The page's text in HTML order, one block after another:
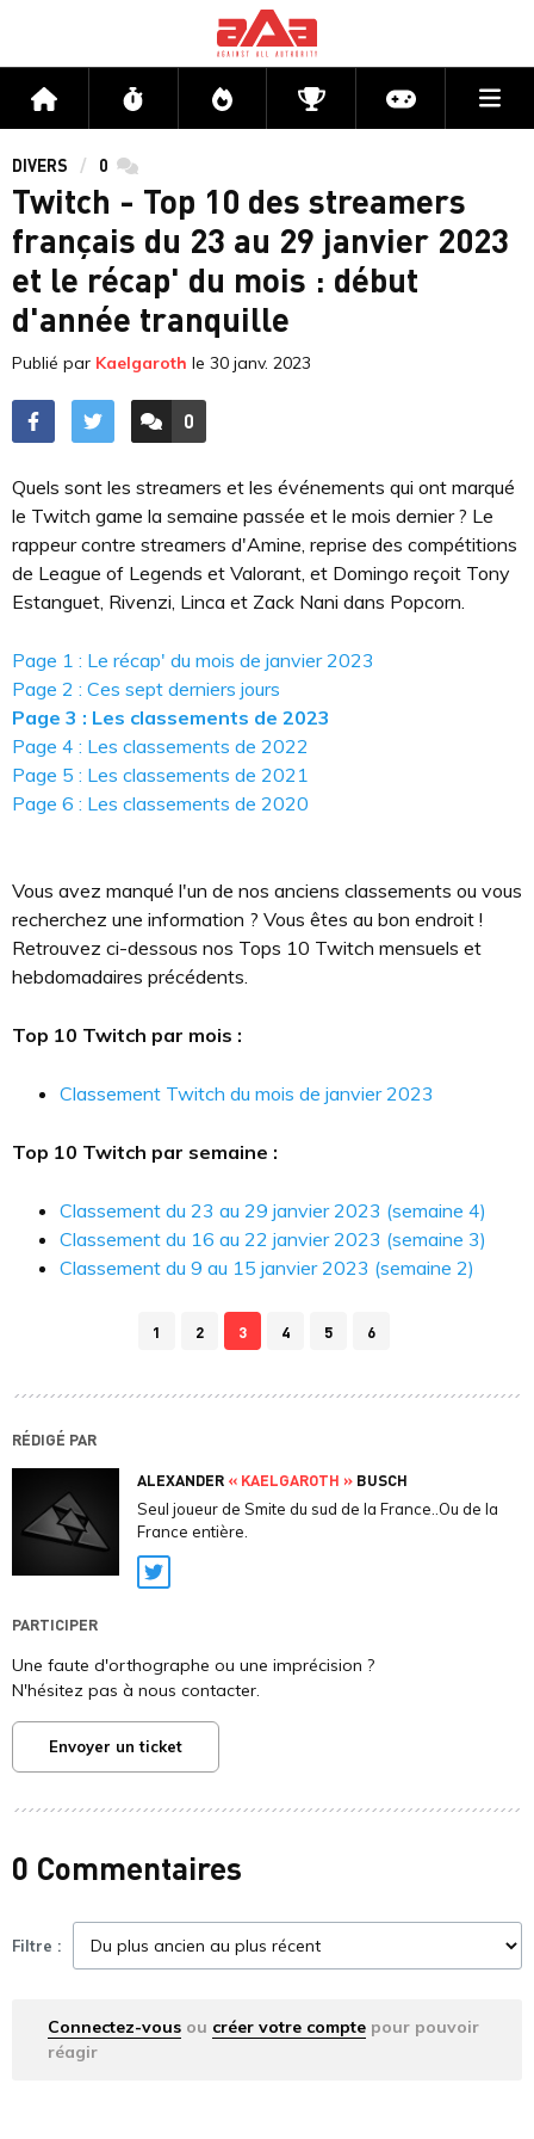
Accueil Flux Directs CompétitionsActu jeux
DIVERS 0 commentaires
Twitch - Top 10 des streamers
français du 23 au 29 janvier 2023
et le récap' du mois : début
d'année tranquille
Publié par Kaelgaroth le 30 janv. 2023
ACCÉDER AUX
0
COMMENTAIRES
Quels sont les streamers et les événements qui ont marqué
le Twitch game la semaine passée et le mois dernier ? Le
rappeur contre streamers d'Amine, reprise des compétitions
de League of Legends et Valorant, et Domingo reçoit Tony
Estanguet, Rivenzi, Linca et Zack Nani dans Popcorn.
Page 1 : Le récap' du mois de janvier 2023
Page 2 : Ces sept derniers jours
Page 3 : Les classements de 2023
Page 4 : Les classements de 2022
Page 5 : Les classements de 2021
Page 6 : Les classements de 2020
Vous avez manqué l'un de nos anciens classements ou vous
recherchez une information ? Vous êtes au bon endroit !
Retrouvez ci-dessous nos Tops 10 Twitch mensuels et
hebdomadaires précédents.
Top 10 Twitch par mois :
Classement Twitch du mois de janvier 2023
Top 10 Twitch par semaine :
Classement du 23 au 29 janvier 2023 (semaine 4)
Classement du 16 au 22 janvier 2023 (semaine 3)
Classement du 9 au 15 janvier 2023 (semaine 2)
1 2 3 4 5 6
RÉDIGÉ PAR
ALEXANDER « KAELGAROTH » BUSCH
Seul joueur de Smite du sud de la France..Ou de la
France entière.
Twitter
PARTICIPER
Une faute d'orthographe ou une imprécision ?
N'hésitez pas à nous contacter.
Envoyer un ticket
0 Commentaires
Filtre :
Connectez-vous ou créer votre compte pour pouvoir
réagir